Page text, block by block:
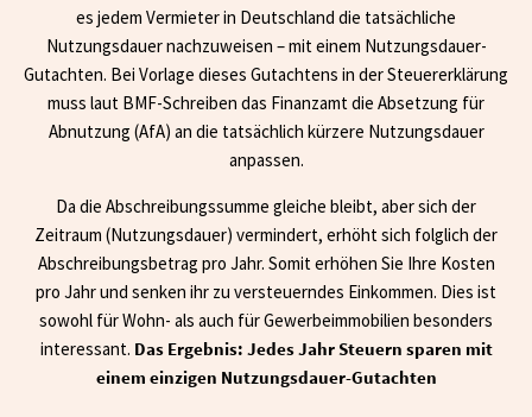
es jedem Vermieter in Deutschland die tatsächliche
Nutzungsdauer nachzuweisen – mit einem Nutzungsdauer-
Gutachten. Bei Vorlage dieses Gutachtens in der Steuererklärung
muss laut BMF-Schreiben das Finanzamt die Absetzung für
Abnutzung (AfA) an die tatsächlich kürzere Nutzungsdauer
anpassen.
Da die Abschreibungssumme gleiche bleibt, aber sich der
Zeitraum (Nutzungsdauer) vermindert, erhöht sich folglich der
Abschreibungsbetrag pro Jahr. Somit erhöhen Sie Ihre Kosten
pro Jahr und senken ihr zu versteuerndes Einkommen. Dies ist
sowohl für Wohn- als auch für Gewerbeimmobilien besonders
interessant. Das Ergebnis: Jedes Jahr Steuern sparen mit
einem einzigen Nutzungsdauer-Gutachten